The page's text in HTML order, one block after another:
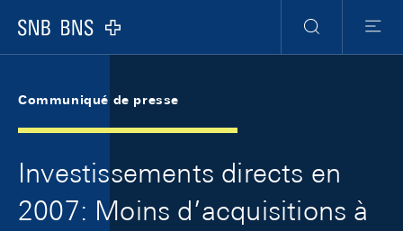
Logo
RechercheMenu
Communiqué de presse
Investissements directs en
2007: Moins d’acquisitions à